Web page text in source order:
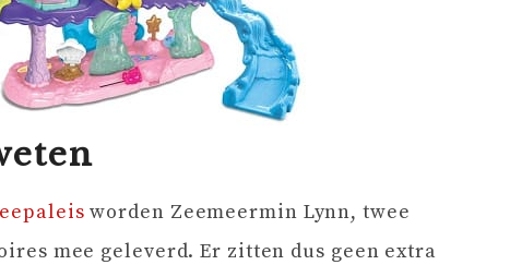
worden Zeemeermin Lynn, twee
mee geleverd. Er zitten dus geen extra